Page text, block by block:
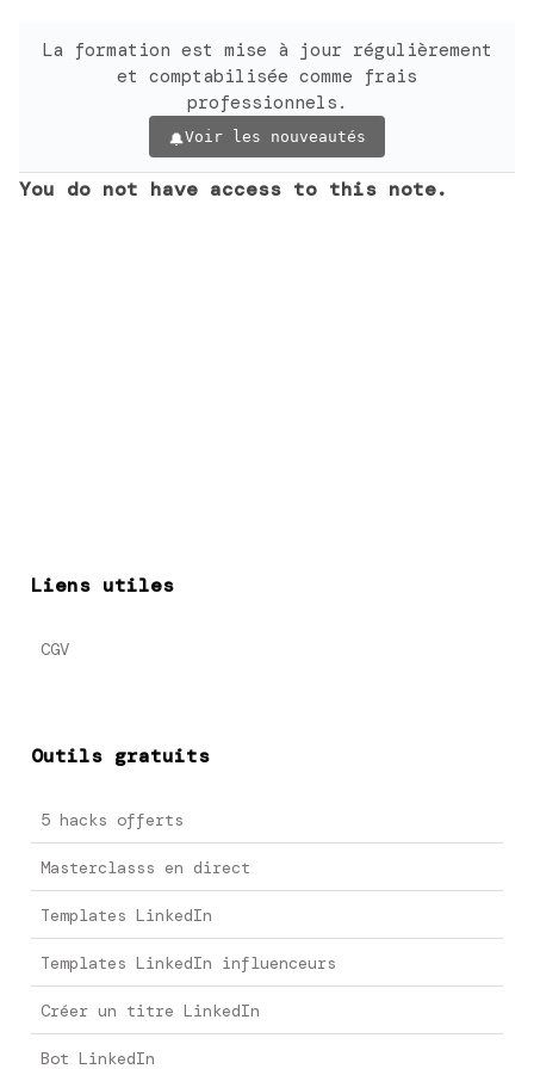
La formation est mise à jour régulièrement
et comptabilisée comme frais
professionnels.
Voir les nouveautés
You do not have access to this note.
Liens utiles
CGV
Outils gratuits
5 hacks offerts
Masterclasss en direct
Templates LinkedIn
Templates LinkedIn influenceurs
Créer un titre LinkedIn
Bot LinkedIn